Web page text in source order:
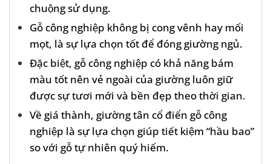
chuộng sử dụng.
Gỗ công nghiệp không bị cong vênh hay mối
mọt, là sự lựa chọn tốt để đóng giường ngủ.
Đặc biệt, gỗ công nghiệp có khả năng bám
màu tốt nên vẻ ngoài của giường luôn giữ
được sự tươi mới và bền đẹp theo thời gian.
Về giá thành, giường tân cổ điển gỗ công
nghiệp là sự lựa chọn giúp tiết kiệm “hầu bao”
so với gỗ tự nhiên quý hiếm.